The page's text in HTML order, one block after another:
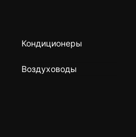
Кондиционеры
Воздуховоды